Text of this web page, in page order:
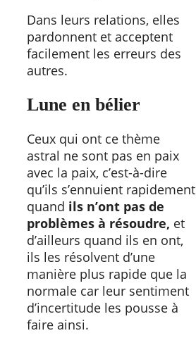
Dans leurs relations, elles
pardonnent et acceptent
facilement les erreurs des
autres.
Lune en bélier
Ceux qui ont ce thème
astral ne sont pas en paix
avec la paix, c’est-à-dire
qu’ils s’ennuient rapidement
quand ils n’ont pas de
problèmes à résoudre, et
d’ailleurs quand ils en ont,
ils les résolvent d’une
manière plus rapide que la
normale car leur sentiment
d’incertitude les pousse à
faire ainsi.